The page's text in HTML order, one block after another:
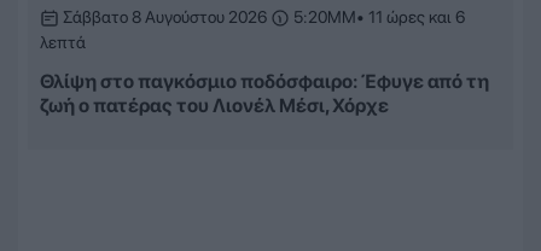
Σάββατο 8 Αυγούστου 2026 5:20ΜΜ• 11 ώρες και 6
λεπτά
Θλίψη στο παγκόσμιο ποδόσφαιρο: Έφυγε από τη
ζωή ο πατέρας του Λιονέλ Μέσι, Χόρχε